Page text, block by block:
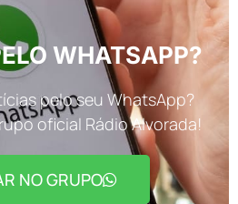
WHATSAPP?
pelo seu WhatsApp?
oficial Rádio Alvorada!
NO GRUPO